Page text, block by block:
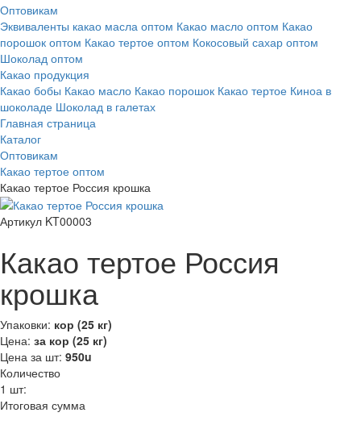
Оптовикам
Эквиваленты какао масла оптом Какао масло оптом Какао
порошок оптом Какао тертое оптом Кокосовый сахар оптом
Шоколад оптом
Какао продукция
Какао бобы Какао масло Какао порошок Какао тертое Киноа в
шоколаде Шоколад в галетах
Главная страница
Каталог
Оптовикам
Какао тертое оптом
Какао тертое Россия крошка
Артикул KT00003
Какао тертое Россия
крошка
Упаковки: кор (25 кг)
Цена: за кор (25 кг)
Цена за шт: 950u
Количество
1 шт:
Итоговая сумма